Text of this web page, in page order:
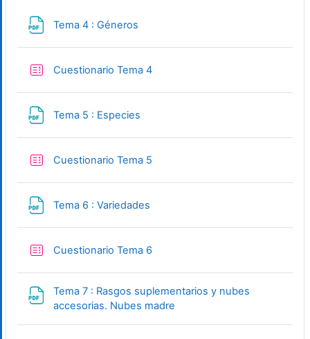
Tema 4 : Géneros
Cuestionario Tema 4Quiz
Tema 5 : Especies
Cuestionario Tema 5
Tema 6 : Variedades
Cuestionario Tema 6Quiz
Tema 7 : Rasgos suplementarios y nubes
accesorias. Nubes madre